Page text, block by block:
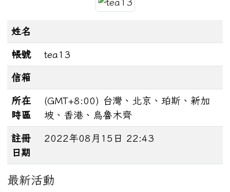
姓名
帳號 tea13
信箱
所在
時區
(GMT+8:00) 台灣、北京、珀斯、新加
坡、香港、烏魯木齊
註冊
日期
2022年08月15日 22:43
最新活動